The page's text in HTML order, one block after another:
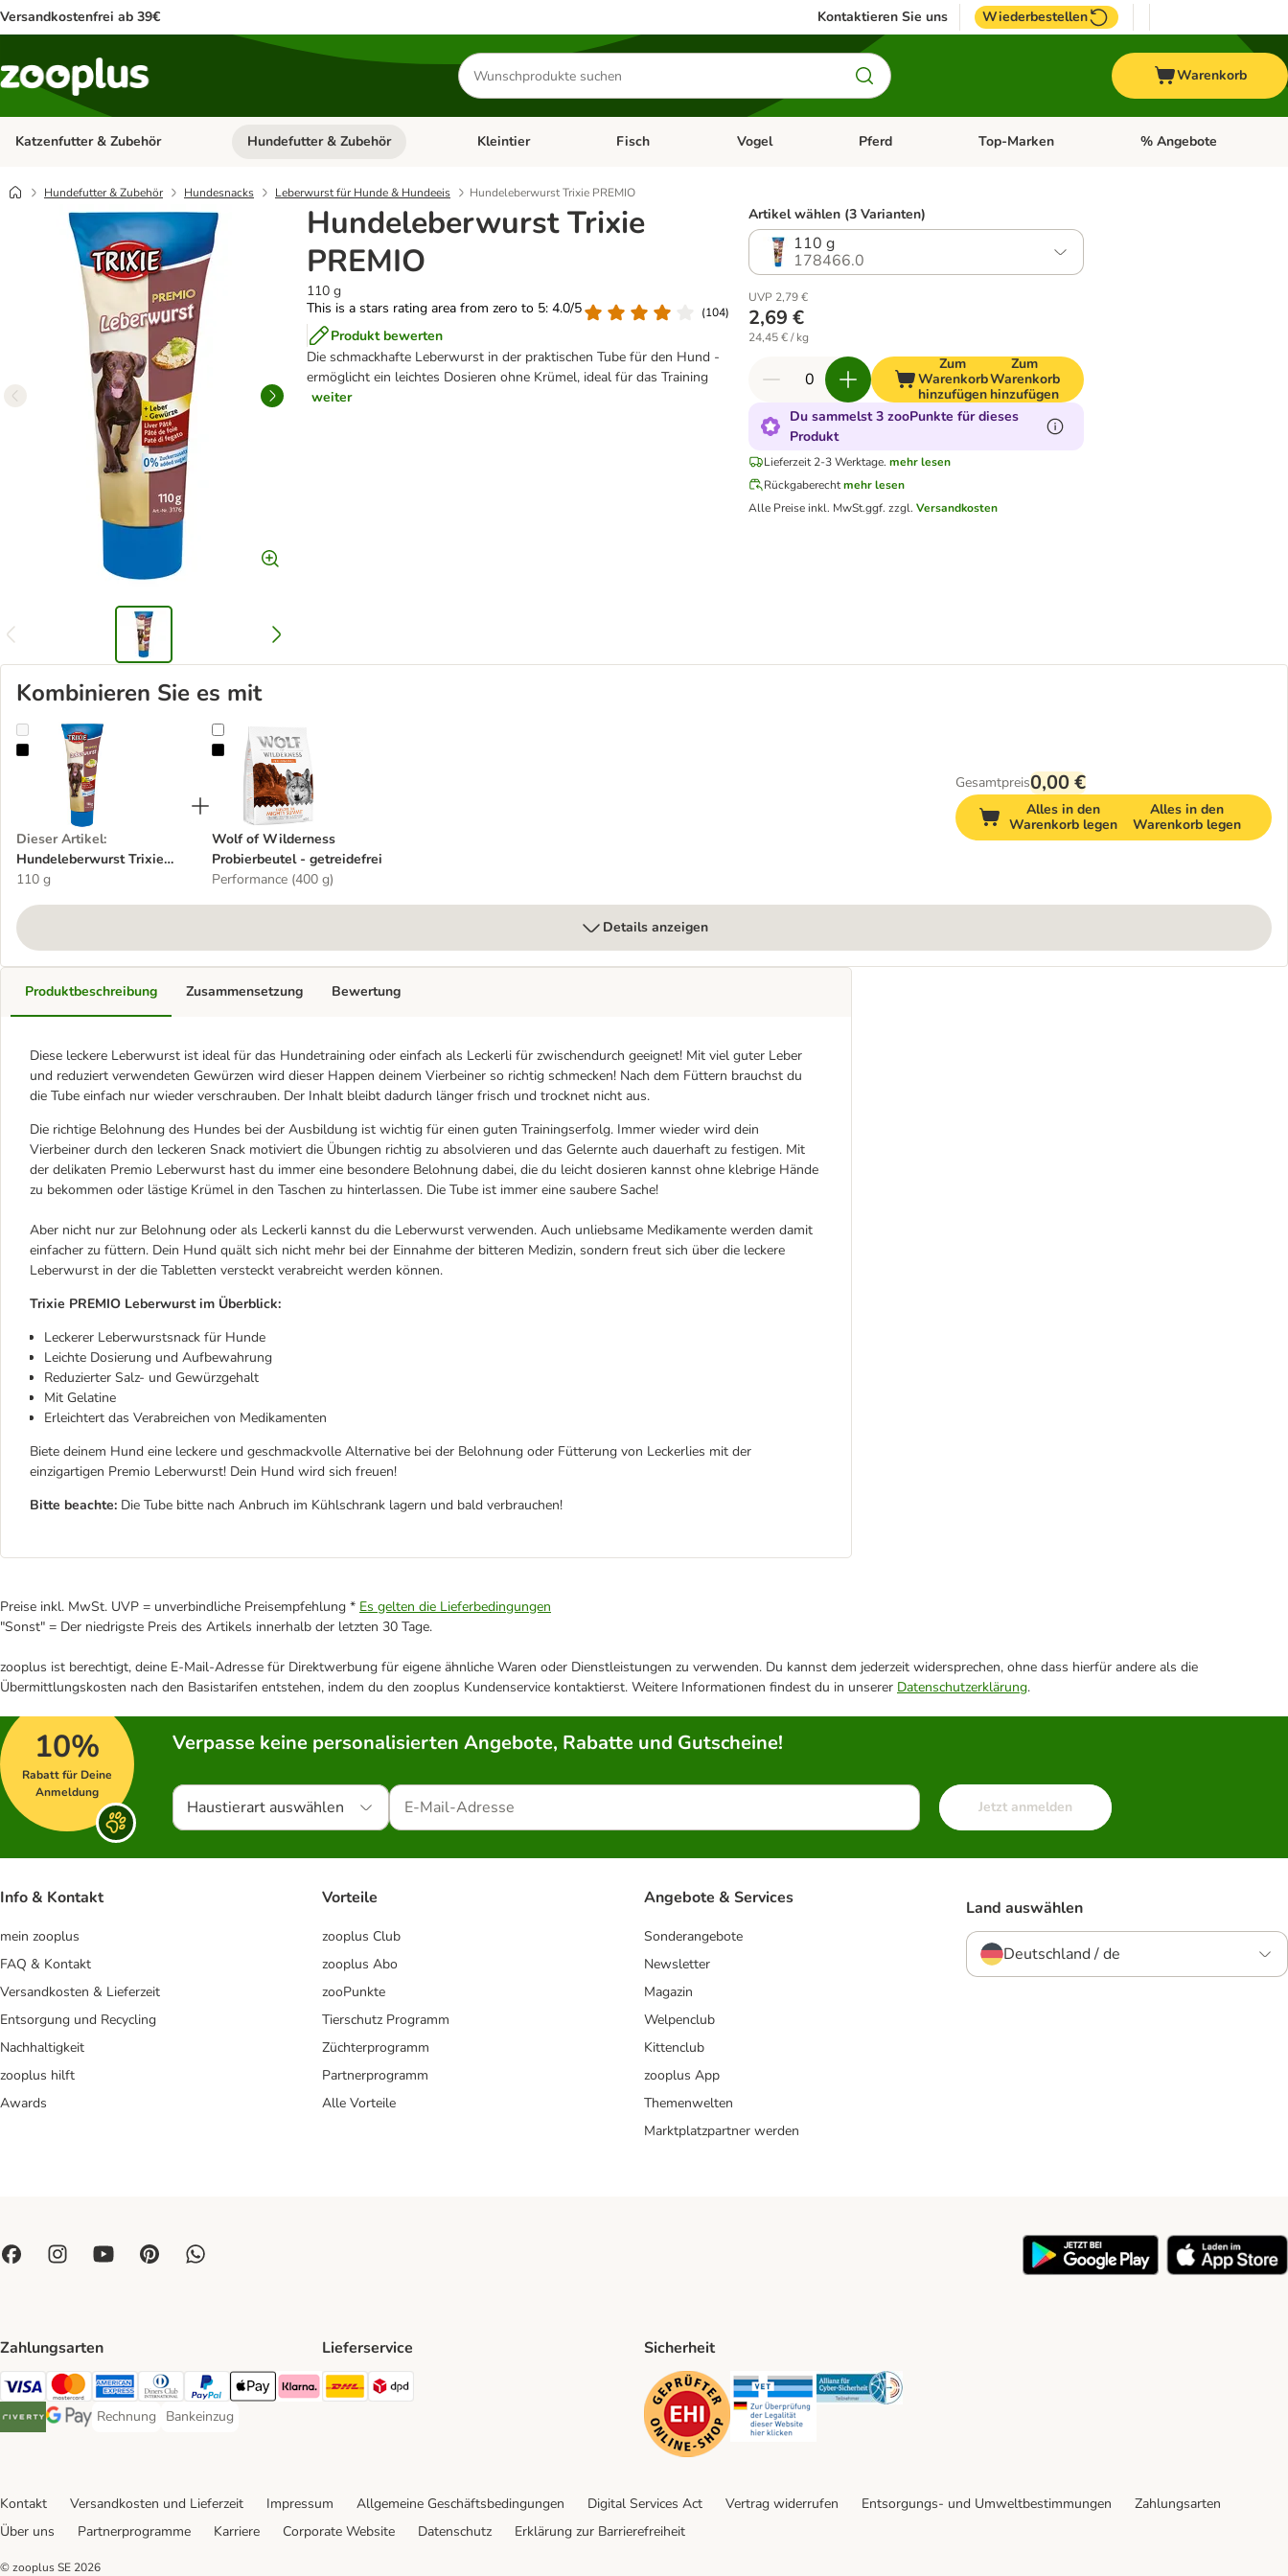
Versandkostenfrei ab 39€ Kontaktieren Sie uns Wiederbestellen
Produkte
suchen
Warenkorb
Katzenfutter & Zubehör Kategorie-Menü öffnen: Katzenfutter & Zubehör
Hundefutter & Zubehör Kategorie-Menü öffnen: Hundefutter & Zubehör
Kleintier Kategorie-Menü öffnen: Kleintier
Fisch Kategorie-Menü öffnen: Fisch
Vogel Kategorie-Menü öffnen: Vogel
Pferd Kategorie-Menü öffnen: Pferd
Top-Marken Kategorie-Menü öffnen:
% Angebote
Hundefutter & Zubehör Hundesnacks Leberwurst für Hunde & Hundeeis Hundeleberwurst Trixie PREMIO
Hundeleberwurst Trixie
PREMIO
110 g
This is a stars rating area from zero to 5: 4.0/5
(104)
Produkt bewerten
Die schmackhafte Leberwurst in der praktischen Tube für den Hund -
ermöglicht ein leichtes Dosieren ohne Krümel, ideal für das Training
weiter
Artikel wählen (3 Varianten)
110 g
178466.0
UVP 2,79 €
2,69 €
24,45 € / kg
Zum
Warenkorb
hinzufügen
Zum
Warenkorb
hinzufügen
Du sammelst 3 zooPunkte für dieses
Produkt
Lieferzeit 2-3 Werktage. mehr lesen
Rückgaberecht mehr lesen
Alle Preise inkl. MwSt.ggf. zzgl. Versandkosten
Kombinieren Sie es mit
Hundeleberwurst Trixie PREMIO
Dieser Artikel:
Hundeleberwurst Trixie
PREMIO
110 g
Wolf of Wilderness Probierbeutel - getreidefrei
Wolf of Wilderness
Probierbeutel - getreidefrei
Performance (400 g)
Gesamtpreis0,00 €
Alles in den
Warenkorb legen
Alles in den
Warenkorb legen
Details anzeigen
Produktbeschreibung
Diese leckere Leberwurst ist ideal für das Hundetraining oder einfach als Leckerli für zwischendurch geeignet! Mit viel guter Leber
und reduziert verwendeten Gewürzen wird dieser Happen deinem Vierbeiner so richtig schmecken! Nach dem Füttern brauchst du
die Tube einfach nur wieder verschrauben. Der Inhalt bleibt dadurch länger frisch und trocknet nicht aus.
Die richtige Belohnung des Hundes bei der Ausbildung ist wichtig für einen guten Trainingserfolg. Immer wieder wird dein
Vierbeiner durch den leckeren Snack motiviert die Übungen richtig zu absolvieren und das Gelernte auch dauerhaft zu festigen. Mit
der delikaten Premio Leberwurst hast du immer eine besondere Belohnung dabei, die du leicht dosieren kannst ohne klebrige Hände
zu bekommen oder lästige Krümel in den Taschen zu hinterlassen. Die Tube ist immer eine saubere Sache!
Aber nicht nur zur Belohnung oder als Leckerli kannst du die Leberwurst verwenden. Auch unliebsame Medikamente werden damit
einfacher zu füttern. Dein Hund quält sich nicht mehr bei der Einnahme der bitteren Medizin, sondern freut sich über die leckere
Leberwurst in der die Tabletten versteckt verabreicht werden können.
Trixie PREMIO Leberwurstim Überblick:
Leckerer Leberwurstsnack für Hunde
Leichte Dosierung und Aufbewahrung
Reduzierter Salz- und Gewürzgehalt
Mit Gelatine
Erleichtert das Verabreichen von Medikamenten
Biete deinem Hund eine leckere und geschmackvolle Alternative bei der Belohnung oder Fütterung von Leckerlies mit der
einzigartigen Premio Leberwurst! Dein Hund wird sich freuen!
Bitte beachte: Die Tube bitte nach Anbruch im Kühlschrank lagern und bald verbrauchen!
Zusammensetzung Bewertung
Preise inkl. MwSt. UVP = unverbindliche Preisempfehlung * Es gelten die Lieferbedingungen
"Sonst" = Der niedrigste Preis des Artikels innerhalb der letzten 30 Tage.
zooplus ist berechtigt, deine E-Mail-Adresse für Direktwerbung für eigene ähnliche Waren oder Dienstleistungen zu verwenden. Du kannst dem jederzeit widersprechen, ohne dass hierfür andere als die
Übermittlungskosten nach den Basistarifen entstehen, indem du den zooplus Kundenservice kontaktierst. Weitere Informationen findest du in unserer Datenschutzerklärung.
10%
Rabatt für Deine
Anmeldung
Verpasse keine personalisierten Angebote, Rabatte und Gutscheine!
Haustierart auswählen Jetzt anmelden
Info & Kontakt
mein zooplus
FAQ & Kontakt
Versandkosten & Lieferzeit
Entsorgung und Recycling
Nachhaltigkeit
zooplus hilft
Awards
Vorteile
zooplus Club
zooplus Abo
zooPunkte
Tierschutz Programm
Züchterprogramm
Partnerprogramm
Alle Vorteile
Angebote & Services
Sonderangebote
Newsletter
Magazin
Welpenclub
Kittenclub
zooplus App
Themenwelten
Marktplatzpartner werden
Land auswählen
Deutschland / de
Zahlungsarten
Visa Payment Method
Mastercard Payment Method
American Express Payment Method
Diners Club Payment Method
PayPal Payment Method
Apple Pay Payment Method
Klarna Payment Method
Riverty Payment Method
Google Pay Payment Method
Rechnung
Rechnung Payment Method
Bankeinzug
Bankeinzug Payment Method
Lieferservice
DHL Shipping Method
Sicherheit
Security Security Security
Kontakt Versandkosten und Lieferzeit Impressum Allgemeine Geschäftsbedingungen Digital Services Act Vertrag widerrufen Entsorgungs- und Umweltbestimmungen
Zahlungsarten
Über uns
Partnerprogramme Karriere Corporate Website Datenschutz Erklärung zur Barrierefreiheit
© zooplus SE 2026